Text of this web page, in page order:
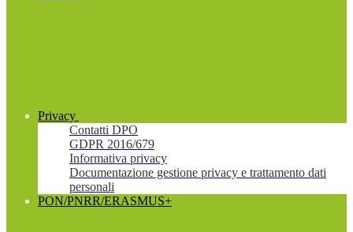
Privacy
Contatti DPO
GDPR 2016/679
Informativa privacy
Documentazione gestione privacy e trattamento dati
personali
PON/PNRR/ERASMUS+